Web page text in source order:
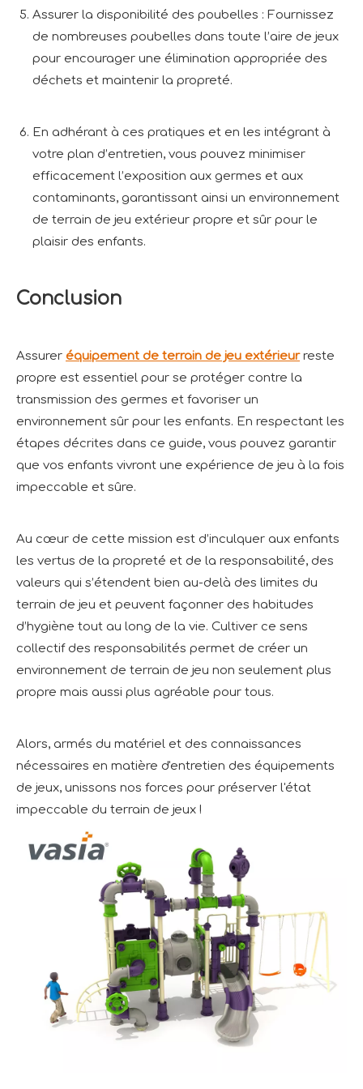
Assurer la disponibilité des poubelles : Fournissez
de nombreuses poubelles dans toute l’aire de jeux
pour encourager une élimination appropriée des
déchets et maintenir la propreté.
En adhérant à ces pratiques et en les intégrant à
votre plan d’entretien, vous pouvez minimiser
efficacement l’exposition aux germes et aux
contaminants, garantissant ainsi un environnement
de terrain de jeu extérieur propre et sûr pour le
plaisir des enfants.
Conclusion
Assurer équipement de terrain de jeu extérieurreste
propre est essentiel pour se protéger contre la
transmission des germes et favoriser un
environnement sûr pour les enfants. En respectant les
étapes décrites dans ce guide, vous pouvez garantir
que vos enfants vivront une expérience de jeu à la fois
impeccable et sûre.
Au cœur de cette mission est d’inculquer aux enfants
les vertus de la propreté et de la responsabilité, des
valeurs qui s’étendent bien au-delà des limites du
terrain de jeu et peuvent façonner des habitudes
d’hygiène tout au long de la vie. Cultiver ce sens
collectif des responsabilités permet de créer un
environnement de terrain de jeu non seulement plus
propre mais aussi plus agréable pour tous.
Alors, armés du matériel et des connaissances
nécessaires en matière d'entretien des équipements
de jeux, unissons nos forces pour préserver l'état
impeccable du terrain de jeux !